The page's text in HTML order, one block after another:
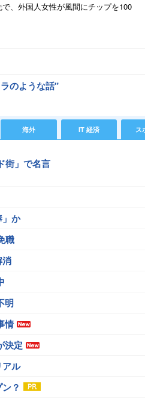
、外国人女性が風間にチップを100
のような話"
海外 IT 経済 ス
街」で名言
か
職
消
明
情
決定
ル
？